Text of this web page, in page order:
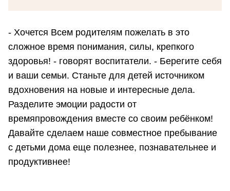
- Хочется Всем родителям пожелать в это
сложное время понимания, силы, крепкого
здоровья! - говорят воспитатели. - Берегите себя
и ваши семьи. Станьте для детей источником
вдохновения на новые и интересные дела.
Разделите эмоции радости от
времяпровождения вместе со своим ребёнком!
Давайте сделаем наше совместное пребывание
с детьми дома еще полезнее, познавательнее и
продуктивнее!